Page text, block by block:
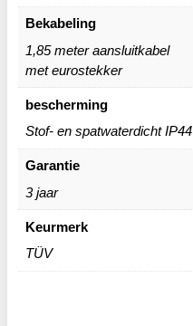
Bekabeling
1,85 meter aansluitkabel
met eurostekker
bescherming
Stof- en spatwaterdicht IP44
Garantie
3 jaar
Keurmerk
TÜV